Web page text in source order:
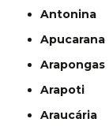
Antonina
Apucarana
Arapongas
Arapoti
Araucária